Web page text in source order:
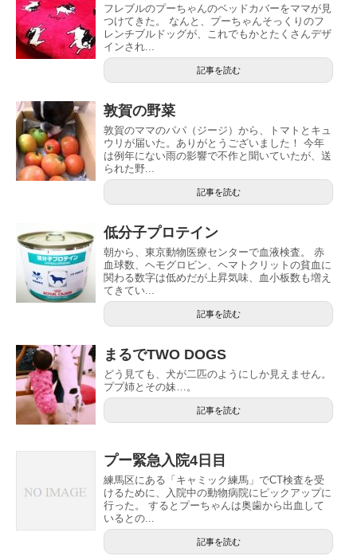
フレブルのプーちゃんのベッドカバーをママが見
つけてきた。 なんと、プーちゃんそっくりのフ
レンチブルドッグが、これでもかとたくさんデザ
インされ...
記事を読む
敦賀の野菜
敦賀のママのパパ（ジージ）から、トマトとキュ
ウリが届いた。ありがとうございました！ 今年
は例年にない雨の影響で不作と聞いていたが、送
られた野...
記事を読む
低分子プロテイン
朝から、東京動物医療センターで血液検査。 赤
血球数、ヘモグロビン、ヘマトクリットの貧血に
関わる数字は低めだが上昇気味、血小板数も増え
てきてい...
記事を読む
まるでTWO DOGS
どう見ても、犬が二匹のようにしか見えません。
ププ姉とその妹…。
記事を読む
プー緊急入院4日目
練馬区にある「キャミック練馬」でCT検査を受
けるために、入院中の動物病院にピックアップに
行った。 するとプーちゃんは奥歯から出血して
いるとの...
記事を読む